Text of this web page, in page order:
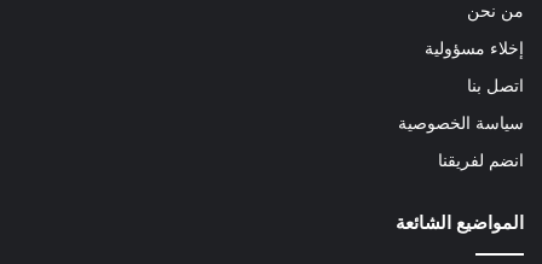
من نحن
إخلاء مسؤولية
اتصل بنا
سياسة الخصوصية
انضم لفريقنا
المواضيع الشائعة